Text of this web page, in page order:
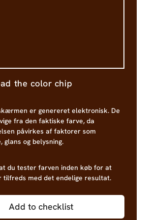
the color chip
er genereret elektronisk. De
fra den faktiske farve, da
påvirkes af faktorer som
glans og belysning.
du tester farven inden køb for at
tilfreds med det endelige resultat.
Add to checklist